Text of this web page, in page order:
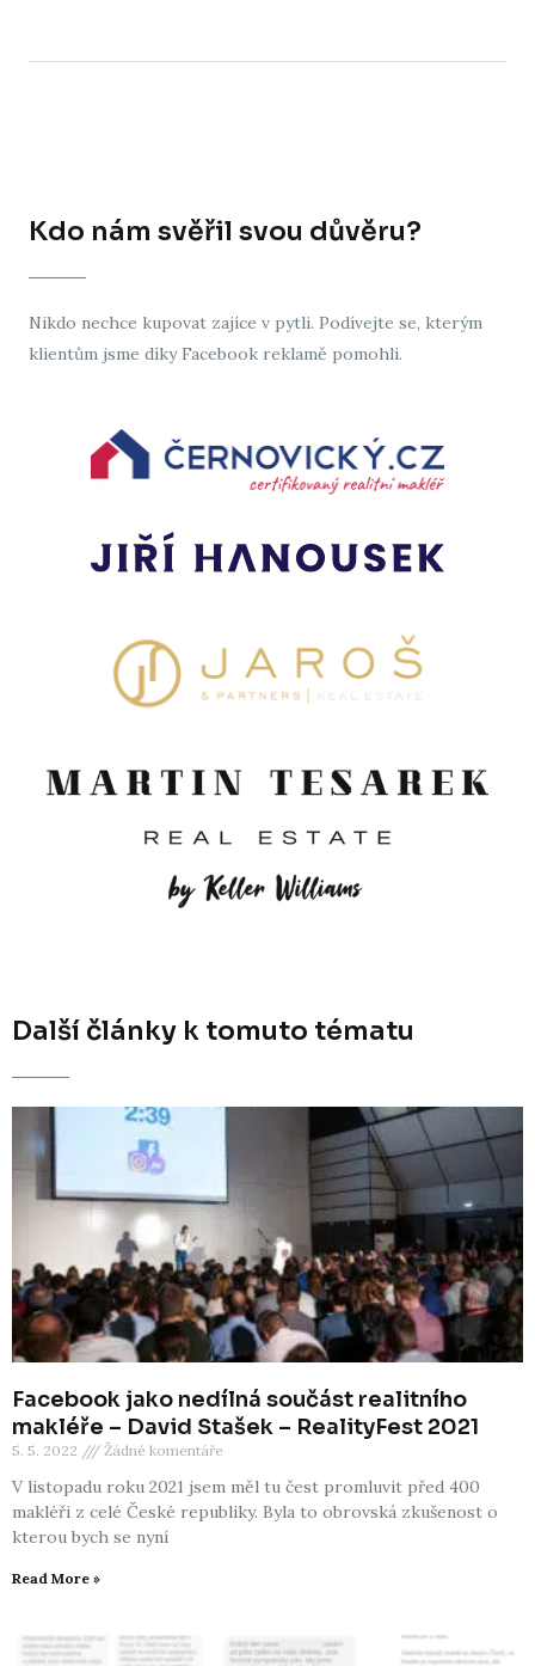
Kdo nám svěřil svou důvěru?
Nikdo nechce kupovat zajíce v pytli. Podívejte se, kterým
klientům jsme díky Facebook reklamě pomohli.
Další články k tomuto tématu
Facebook jako nedílná součást realitního
makléře – David Stašek – RealityFest 2021
5. 5. 2022 Žádné komentáře
V listopadu roku 2021 jsem měl tu čest promluvit před 400
makléři z celé České republiky. Byla to obrovská zkušenost o
kterou bych se nyní
Read More »